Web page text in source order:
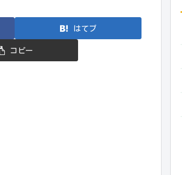
はてブ
コピー